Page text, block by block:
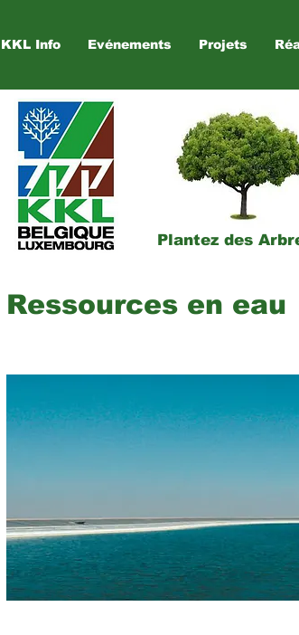
KKL Info Evénements Projets
Plantez des
Ressources en eau